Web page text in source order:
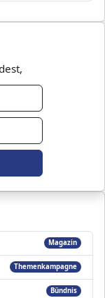
Magazin
Themenkampagne
Bündnis